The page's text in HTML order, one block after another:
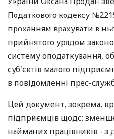
Податкового кодексу
проханням врахувати в
прийнятого урядом
систему оподаткування,
суб'єктів малого
в повідомленні прес-
Цей документ, зокрема,
підприємців щодо:
найманих працівників - з